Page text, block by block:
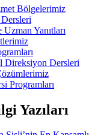
Bölgelerimiz
Yanıtları
Direksiyon Dersleri
Programları
Yazıları